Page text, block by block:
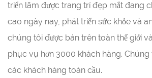
triển lãm được trang trí đẹp mắt đang
cao ngày nay, phát triển sức khỏe và
chúng tôi được bán trên toàn thế giới
phục vụ hơn 3000 khách hàng.
các khách hàng toàn cầu.